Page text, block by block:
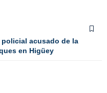
acusado de la
en Higüey